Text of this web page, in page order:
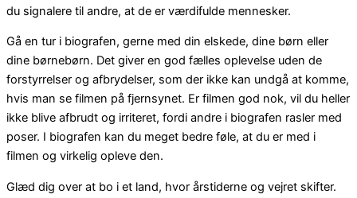
du signalere til andre, at de er værdifulde mennesker.
Gå en tur i biografen, gerne med din elskede, dine børn eller
dine børnebørn. Det giver en god fælles oplevelse uden de
forstyrrelser og afbrydelser, som der ikke kan undgå at komme,
hvis man se filmen på fjernsynet. Er filmen god nok, vil du heller
ikke blive afbrudt og irriteret, fordi andre i biografen rasler med
poser. I biografen kan du meget bedre føle, at du er med i
filmen og virkelig opleve den.
Glæd dig over at bo i et land, hvor årstiderne og vejret skifter.